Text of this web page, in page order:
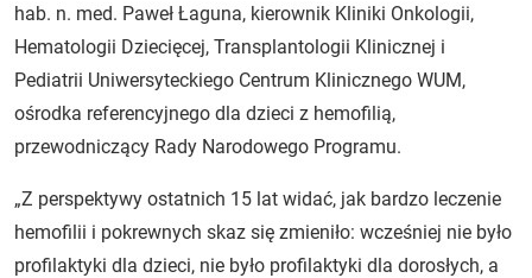
hab. n. med. Paweł Łaguna, kierownik Kliniki Onkologii,
Hematologii Dziecięcej, Transplantologii Klinicznej i
Pediatrii Uniwersyteckiego Centrum Klinicznego WUM,
ośrodka referencyjnego dla dzieci z hemofilią,
przewodniczący Rady Narodowego Programu.
„Z perspektywy ostatnich 15 lat widać, jak bardzo leczenie
hemofilii i pokrewnych skaz się zmieniło: wcześniej nie było
profilaktyki dla dzieci, nie było profilaktyki dla dorosłych, a